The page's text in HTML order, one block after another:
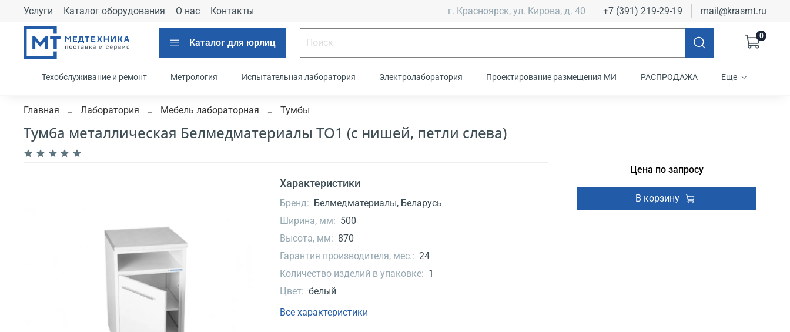
Услуги Каталог оборудования О нас Контакты г. Красноярск, ул. Кирова, д. 40 +7 (391) 219-29-19 mail@krasmt.ru
Каталог для юрлиц
0
Техобслуживание и ремонт Метрология Испытательная лаборатория Электролаборатория Проектирование размещения МИ РАСПРОДАЖА Еще
Главная Лаборатория Мебель лабораторная Тумбы
Тумба металлическая Белмедматериалы ТО1 (с нишей, петли слева)
Характеристики
Бренд: Белмедматериалы, Беларусь
Ширина, мм: 500
Высота, мм: 870
Гарантия производителя, мес.: 24
Количество изделий в упаковке: 1
Цвет: белый
Все характеристики
Цена по запросу
В корзину